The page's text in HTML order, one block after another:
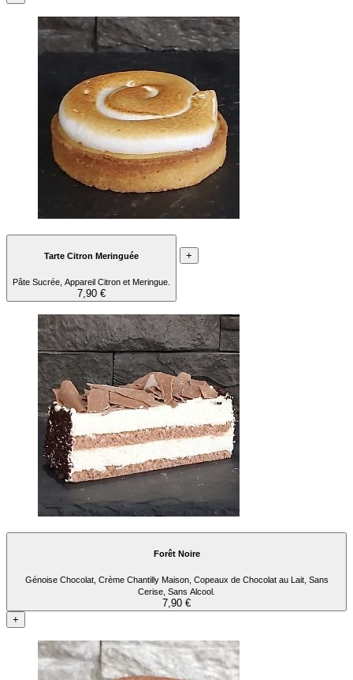
Tarte Citron Meringuée
Pâte Sucrée, Appareil Citron et Meringue.
7,90 €
+
Forêt Noire
Génoise Chocolat, Crème Chantilly Maison, Copeaux de Chocolat au Lait, Sans
Cerise, Sans Alcool.
7,90 €
+